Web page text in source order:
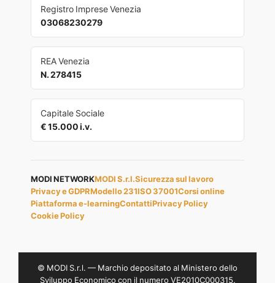
Registro Imprese Venezia
03068230279
REA Venezia
N. 278415
Capitale Sociale
€ 15.000 i.v.
MODI NETWORKMODI S.r.l.Sicurezza sul lavoro
Privacy e GDPRModello 231ISO 37001Corsi online
Piattaforma e-learningContattiPrivacy Policy
Cookie Policy
© MODI S.r.l. — Marchio depositato al Ministero dello
Sviluppo Economico con il numero VE2010C000315.